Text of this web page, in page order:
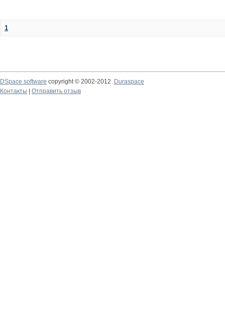
1
DSpace software copyright © 2002-2012
Duraspace
Контакты
Отправить отзыв